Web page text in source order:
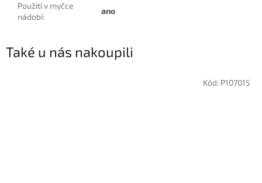
Použití v myčce
nádobí:
ano
Také u nás nakoupili
Kód: P107015